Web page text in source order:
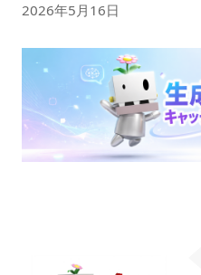
2026年5月16日